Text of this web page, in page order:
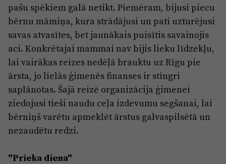
pašu spēkiem galā netikt. Piemēram, bijusi piecu
bērnu māmiņa, kura strādājusi un pati uzturējusi
savas atvasītes, bet jaunākais puisītis savainojis
aci. Konkrētajai mammai nav bijis lieku līdzekļu,
lai vairākas reizes nedēļā brauktu uz Rīgu pie
ārsta, jo lielās ģimenēs finanses ir stingri
saplānotas. Šajā reizē organizācija ģimenei
ziedojusi tieši naudu ceļa izdevumu segšanai, lai
bērniņš varētu apmeklēt ārstus galvaspilsētā un
nezaudētu redzi.
"Prieka diena"